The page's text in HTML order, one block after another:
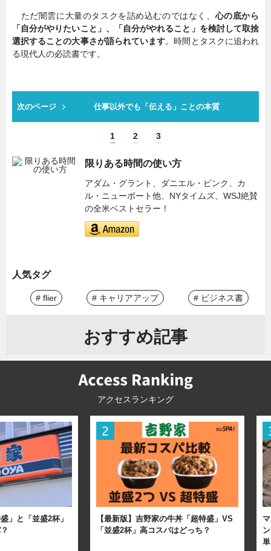
ただ闇雲に大量のタスクを詰め込むのではなく、 心の底から
「自分がやりたいこと」、「自分がやれること」を検討して取捨
選択することの大事さが語られています。時間とタスクに追われ
る現代人の必読書です。
次のページ 仕事以外でも「伝える」ことの本質
1 2 3
限りある時間の使い方
アダム・グラント、ダニエル・ピンク、カ
ル・ニューポート他、NYタイムズ、WSJ絶賛
の全米ベストセラー！
人気タグ
# flier # キャリアアップ # ビジネス書
おすすめ記事
アクセスランキング
」と「並盛2杯」
【最新版】吉野家の牛丼「超特盛」VS
「並盛2杯」高コスパはどっち？